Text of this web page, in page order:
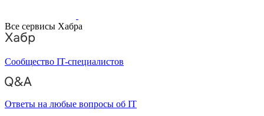
Все сервисы Хабра
Сообщество IT-специалистов
Ответы на любые вопросы об IT